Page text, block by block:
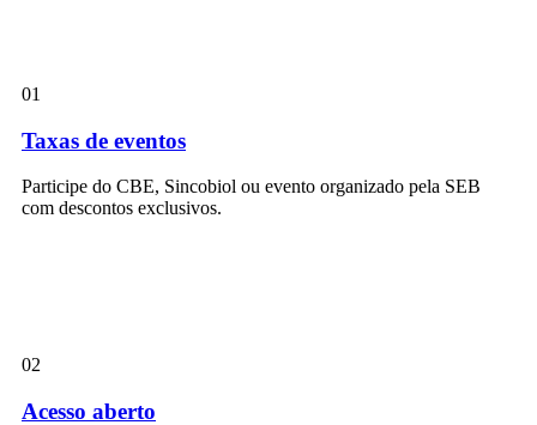
01
Taxas de eventos
Participe do CBE, Sincobiol ou evento organizado pela SEB
com descontos exclusivos.
02
Acesso aberto